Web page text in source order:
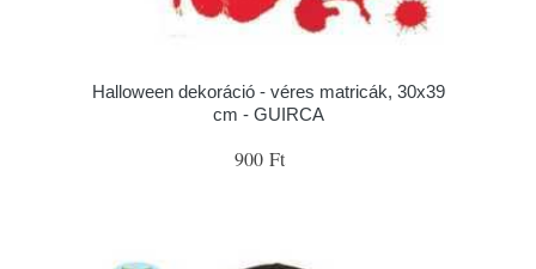
Halloween dekoráció - véres matricák, 30x39
cm - GUIRCA
900 Ft